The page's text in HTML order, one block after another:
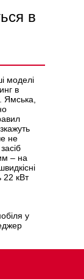
в
моделі
в
Ямська,
не
– на
22 кВт
у